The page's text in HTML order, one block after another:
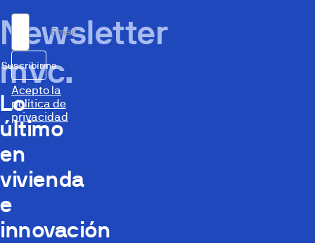
Newsletter
mvc.
Lo
último
en
vivienda
e
innovación
Email
Suscribirme
Acepto la
política de
privacidad